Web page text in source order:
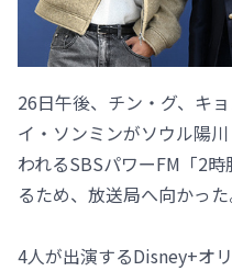
26日午後、チン・グ、キ
イ・ソンミンがソウル陽
われるSBSパワーFM「2
るため、放送局へ向かった
4人が出演するDisney+オ